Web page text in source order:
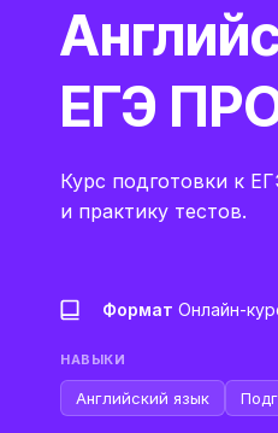
ЕГЭ
Курс подготовки к
и практику тестов.
Формат Онлайн-
НАВЫКИ
Английский язык